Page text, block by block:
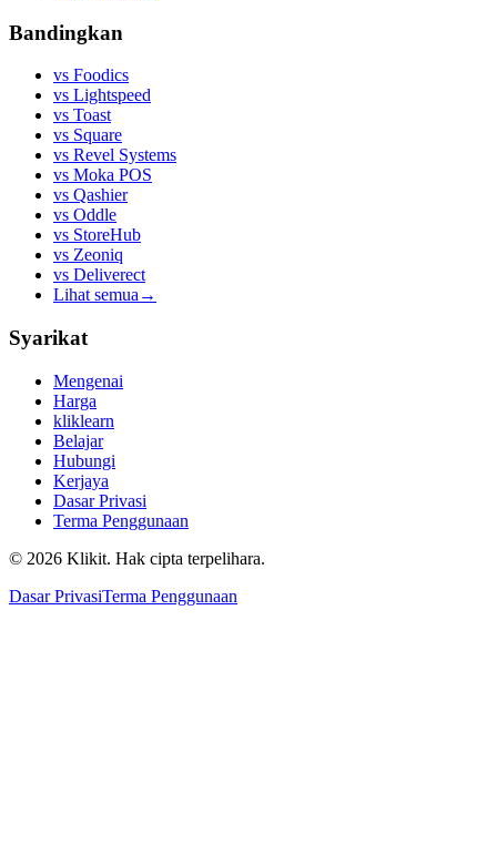
Bandingkan
vs Foodics
vs Lightspeed
vs Toast
vs Square
vs Revel Systems
vs Moka POS
vs Qashier
vs Oddle
vs StoreHub
vs Zeoniq
vs Deliverect
Lihat semua →
Syarikat
Mengenai
Harga
kliklearn
Belajar
Hubungi
Kerjaya
Dasar Privasi
Terma Penggunaan
© 2026 Klikit. Hak cipta terpelihara.
Dasar PrivasiTerma Penggunaan